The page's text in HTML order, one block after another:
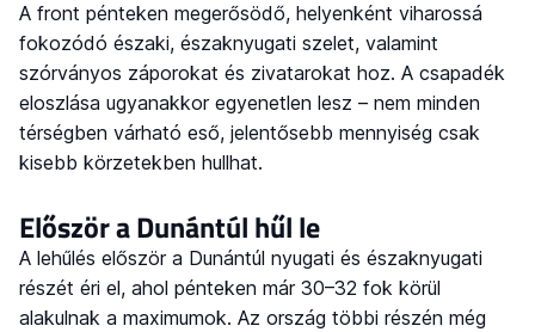
A front pénteken megerősödő, helyenként viharossá
fokozódó északi, északnyugati szelet, valamint
szórványos záporokat és zivatarokat hoz. A csapadék
eloszlása ugyanakkor egyenetlen lesz – nem minden
térségben várható eső, jelentősebb mennyiség csak
kisebb körzetekben hullhat.
Először a Dunántúl hűl le
A lehűlés először a Dunántúl nyugati és északnyugati
részét éri el, ahol pénteken már 30–32 fok körül
alakulnak a maximumok. Az ország többi részén még